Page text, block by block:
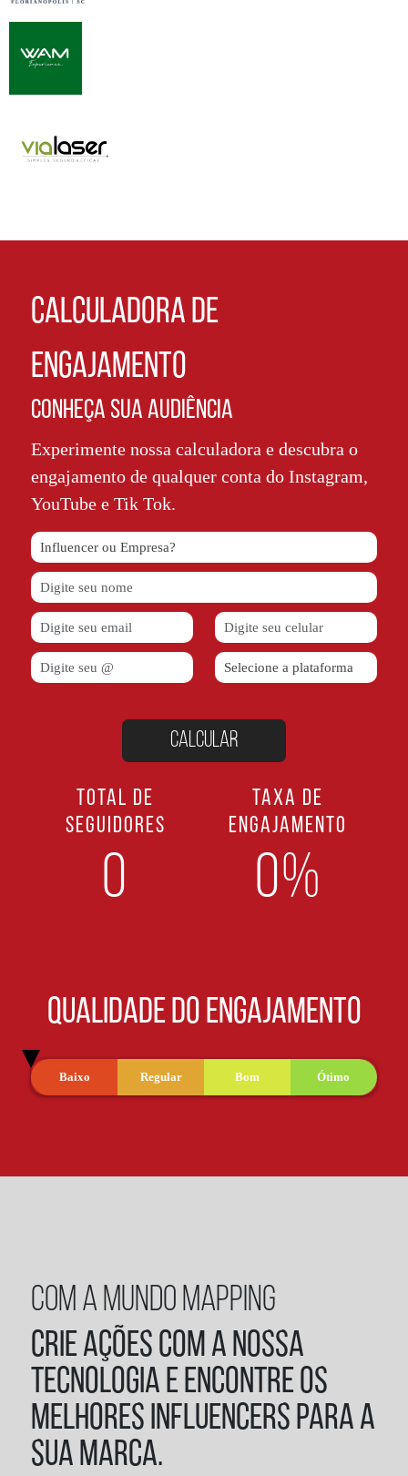
CALCULADORA DE
ENGAJAMENTO
CONHEÇA SUA AUDIÊNCIA
Experimente nossa calculadora e descubra o
engajamento de qualquer conta do Instagram,
YouTube e Tik Tok.
TOTAL DE
SEGUIDORES
0
TAXA DE
ENGAJAMENTO
0%
QUALIDADE DO ENGAJAMENTO
Baixo Regular Bom Ótimo
COM A MUNDO MAPPING
Crie ações com a nossa
tecnologia e encontre os
melhores influencers para a
sua marca.